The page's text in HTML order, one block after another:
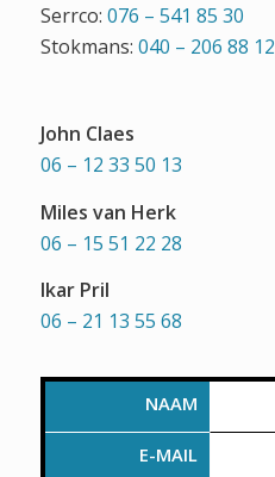
Serrco: 076 – 541 85 30
Stokmans: 040 – 206 88 12
John Claes
06 – 12 33 50 13
Miles van Herk
06 – 15 51 22 28
Ikar Pril
06 – 21 13 55 68
NAAM
E-MAIL